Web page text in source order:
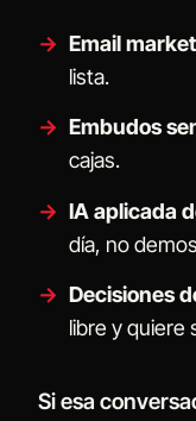
Email
lista.
Embudos
cajas.
IA aplicada
día, no
Decisiones
libre y quiere
Si esa